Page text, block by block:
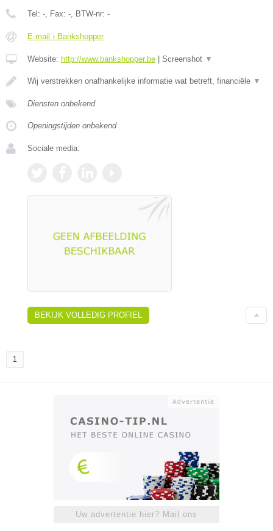
Tel: - , Fax: - , BTW-nr: -
E-mail › Bankshopper
Website: http://www.bankshopper.be Screenshot ▼
Wij verstrekken onafhankelijke informatie wat betreft, financiële ▼
Diensten onbekend
Openingstijden onbekend
Sociale media:
BEKIJK VOLLEDIG PROFIEL
1
Uw advertentie hier? Mail ons